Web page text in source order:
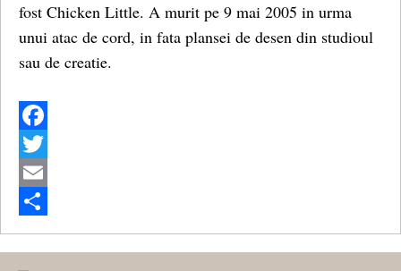
fost Chicken Little. A murit pe 9 mai 2005 in urma
unui atac de cord, in fata plansei de desen din studioul
sau de creatie.
Facebook
Twitter
Email
Share